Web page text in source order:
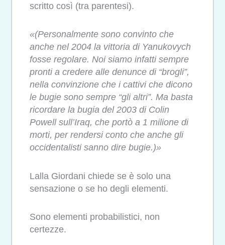
scritto così (tra parentesi).
«(Personalmente sono convinto che
anche nel 2004 la vittoria di Yanukovych
fosse regolare. Noi siamo infatti sempre
pronti a credere alle denunce di “brogli”,
nella convinzione che i cattivi che dicono
le bugie sono sempre “gli altri”. Ma basta
ricordare la bugia del 2003 di Colin
Powell sull’Iraq, che portò a 1 milione di
morti, per rendersi conto che anche gli
occidentalisti sanno dire bugie.)»
Lalla Giordani chiede se è solo una
sensazione o se ho degli elementi.
Sono elementi probabilistici, non
certezze.